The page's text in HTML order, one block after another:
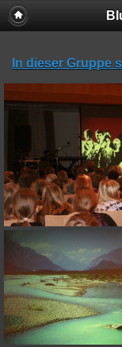
In dieser Gruppe